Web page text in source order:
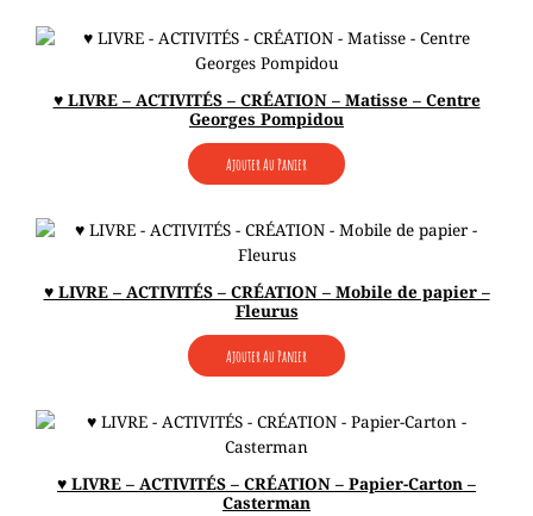
♥ LIVRE – ACTIVITÉS – CRÉATION – Matisse – Centre
Georges Pompidou
Ajouter Au Panier
♥ LIVRE – ACTIVITÉS – CRÉATION – Mobile de papier –
Fleurus
Ajouter Au Panier
♥ LIVRE – ACTIVITÉS – CRÉATION – Papier-Carton –
Casterman